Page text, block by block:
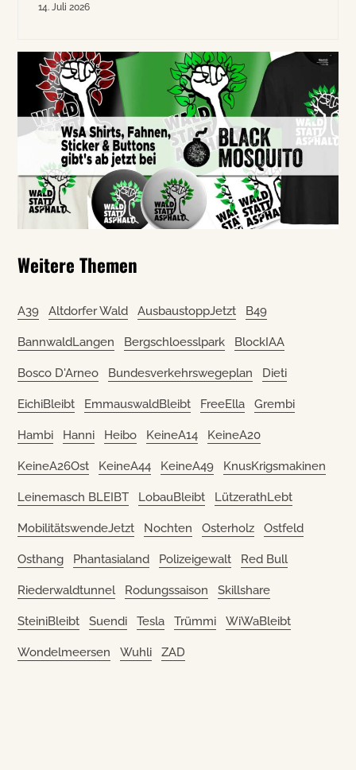
14. Juli 2026
Weitere Themen
A39 Altdorfer Wald AusbaustoppJetzt B49
BannwaldLangen Bergschloesslpark BlockIAA
Bosco D'Arneo Bundesverkehrswegeplan Dieti
EichiBleibt EmmauswaldBleibt FreeElla Grembi
Hambi Hanni Heibo KeineA14 KeineA20
KeineA26Ost KeineA44 KeineA49 KnusKrigsmakinen
Leinemasch BLEIBT LobauBleibt LützerathLebt
MobilitätswendeJetzt Nochten Osterholz Ostfeld
Osthang Phantasialand Polizeigewalt Red Bull
Riederwaldtunnel Rodungssaison Skillshare
SteiniBleibt Suendi Tesla Trümmi WiWaBleibt
Wondelmeersen Wuhli ZAD